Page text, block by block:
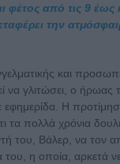
φέτος από τις 9 έως
την
και
γλιτώσει, ο ήρωας
εφημερίδα. Η
τα πολλά χρόνια
του, Βάλερ, να τον
η οποία, αρκετά